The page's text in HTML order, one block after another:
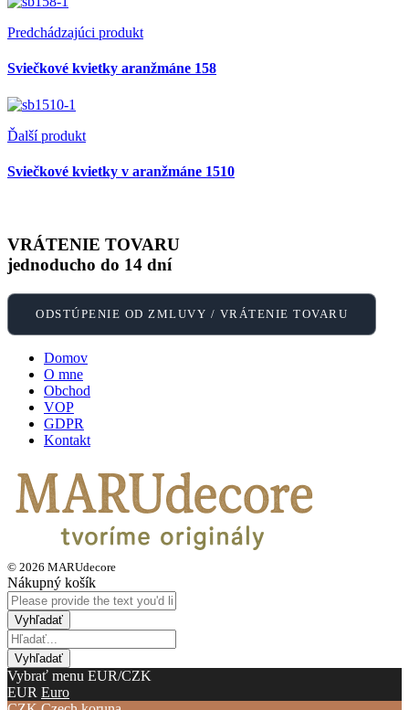
Predchádzajúci produkt
Sviečkové kvietky aranžmáne 158
Ďalší produkt
Sviečkové kvietky v aranžmáne 1510
VRÁTENIE TOVARU
jednoducho do 14 dní
ODSTÚPENIE OD ZMLUVY / VRÁTENIE TOVARU
Domov
O mne
Obchod
VOP
GDPR
Kontakt
© 2026 MARUdecore
Nákupný košík
Vybrať menu EUR/CZK
EUR Euro